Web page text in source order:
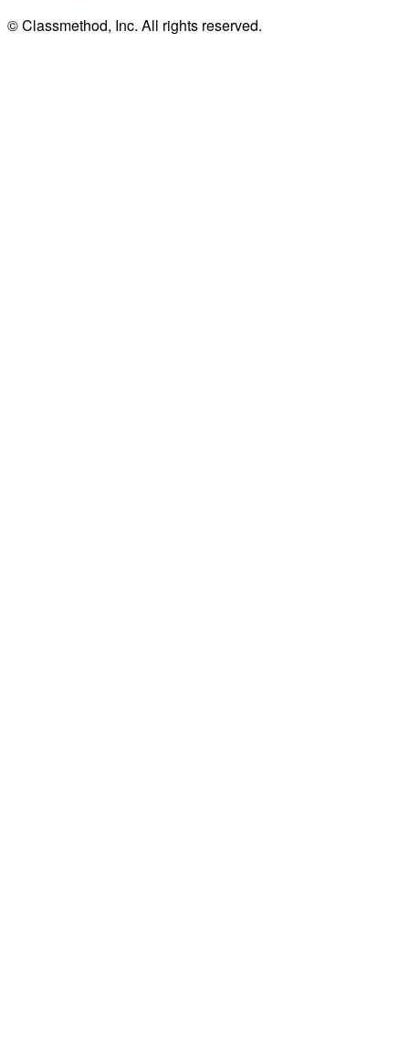
© Classmethod, Inc. All rights reserved.